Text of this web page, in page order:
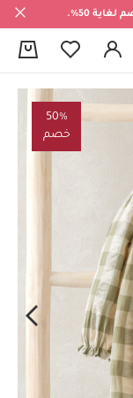
50%.
50%
خصم